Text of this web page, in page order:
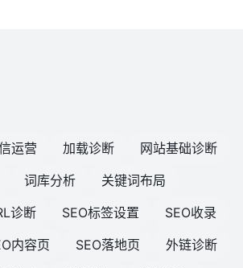
运营 加载诊断
网站基础诊断
词库分析
关键词布局
诊断 SEO标签设置
SEO收录
内容页 SEO落地页
外链诊断